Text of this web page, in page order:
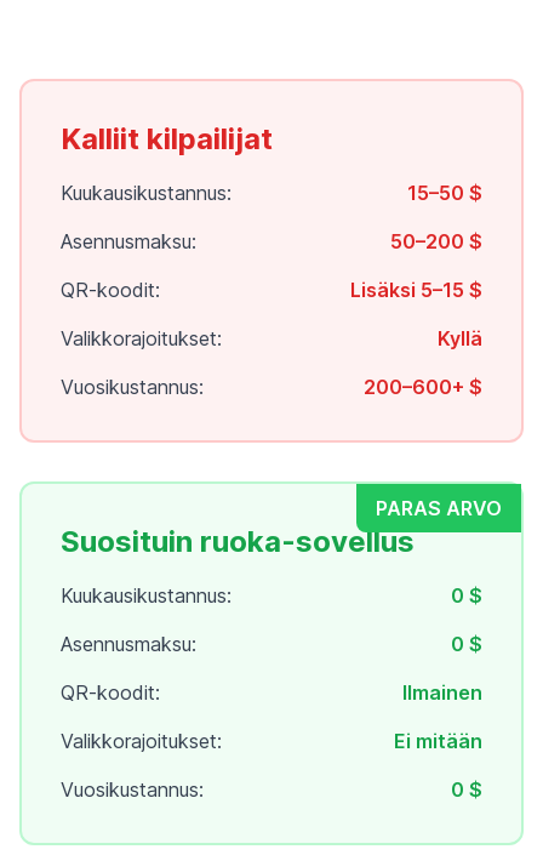
Kalliit kilpailijat
Kuukausikustannus:
15–50 $
Asennusmaksu:
50–200 $
QR-koodit:
Lisäksi 5–15 $
Valikkorajoitukset:
Kyllä
Vuosikustannus:
200–600+ $
PARAS ARVO
Suosituin ruoka-sovellus
Kuukausikustannus:
0 $
Asennusmaksu:
0 $
QR-koodit:
Ilmainen
Valikkorajoitukset:
Ei mitään
Vuosikustannus:
0 $